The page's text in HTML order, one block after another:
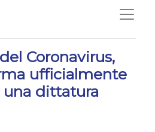
Coronavirus,
ufficialmente
dittatura